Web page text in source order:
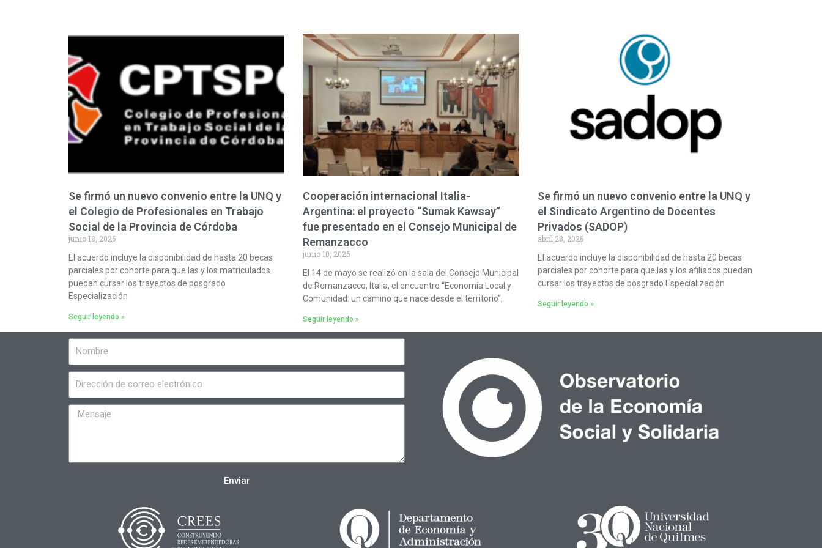
Se firmó un nuevo convenio entre la UNQ y
el Colegio de Profesionales en Trabajo
Social de la Provincia de Córdoba
junio 18, 2026
El acuerdo incluye la disponibilidad de hasta 20 becas
parciales por cohorte para que las y los matriculados
puedan cursar los trayectos de posgrado
Especialización
Seguir leyendo »
Cooperación internacional Italia-
Argentina: el proyecto “Sumak Kawsay”
fue presentado en el Consejo Municipal de
Remanzacco
junio 10, 2026
El 14 de mayo se realizó en la sala del Consejo Municipal
de Remanzacco, Italia, el encuentro “Economía Local y
Comunidad: un camino que nace desde el territorio”,
Seguir leyendo »
Se firmó un nuevo convenio entre la UNQ y
el Sindicato Argentino de Docentes
Privados (SADOP)
abril 28, 2026
El acuerdo incluye la disponibilidad de hasta 20 becas
parciales por cohorte para que las y los afiliados puedan
cursar los trayectos de posgrado Especialización
Seguir leyendo »
Enviar